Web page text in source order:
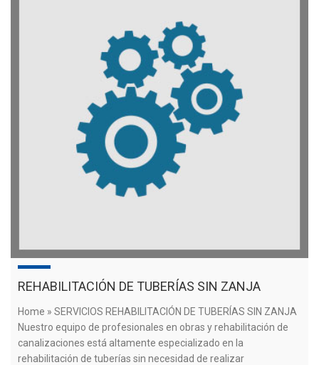
REHABILITACIÓN DE TUBERÍAS SIN ZANJA
Home » SERVICIOS REHABILITACIÓN DE TUBERÍAS SIN ZANJA
Nuestro equipo de profesionales en obras y rehabilitación de
canalizaciones está altamente especializado en la
rehabilitación de tuberías sin necesidad de realizar